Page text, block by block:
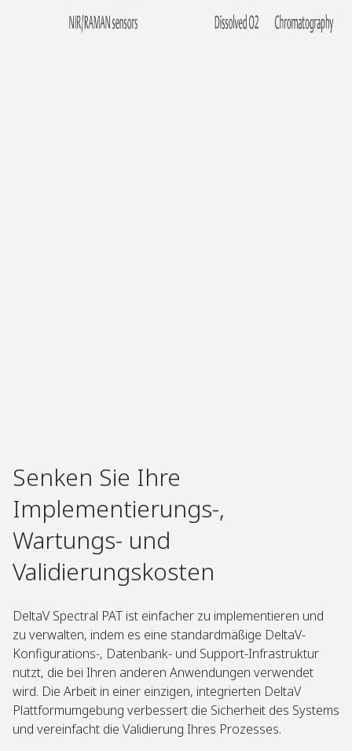
Senken Sie Ihre
Implementierungs-,
Wartungs- und
Validierungskosten
DeltaV Spectral PAT ist einfacher zu implementieren und
zu verwalten, indem es eine standardmäßige DeltaV-
Konfigurations-, Datenbank- und Support-Infrastruktur
nutzt, die bei Ihren anderen Anwendungen verwendet
wird. Die Arbeit in einer einzigen, integrierten DeltaV
Plattformumgebung verbessert die Sicherheit des Systems
und vereinfacht die Validierung Ihres Prozesses.